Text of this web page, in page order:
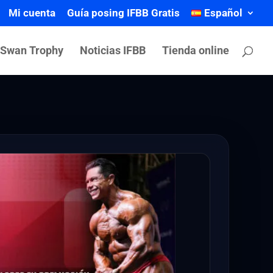
Mi cuenta Guía posing IFBB Gratis Español
Trophy Noticias IFBB Tienda online